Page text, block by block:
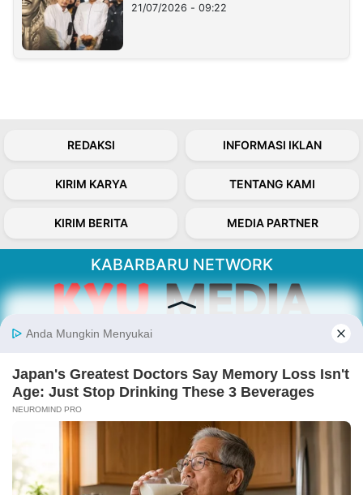
21/07/2026 - 09:22
REDAKSI INFORMASI IKLAN
KIRIM KARYA TENTANG KAMI
KIRIM BERITA MEDIA PARTNER
KABARBARU NETWORK
Kabarbaru.co menyajikan berita aktual dan
inspiratif dari sudut pandang berbaik sangka
Follow Kabarbaru